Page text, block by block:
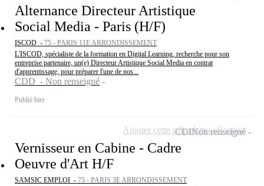
Alternance Directeur Artistique
Social Media - Paris (H/F)
ISCOD - 75 - PARIS 11E ARRONDISSEMENT
L'ISCOD, spécialiste de la formation en Digital Learning, recherche pour son
entreprise partenaire, un(e) Directeur Artistique Social Media en contrat
d'apprentissage, pour préparer l'une de nos...
CDD - Non renseigné
Publié hier
Vernisseur en Cabine - Cadre
Oeuvre d'Art H/F
SAMSIC EMPLOI - 75 - PARIS 3E ARRONDISSEMENT
CDINon renseigné
Ajouter cette offre à ma sélection